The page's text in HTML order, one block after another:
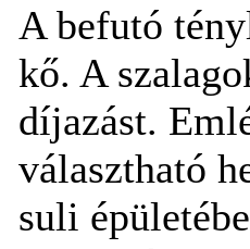
A befutó
kő. A
díjazást.
választható
suli